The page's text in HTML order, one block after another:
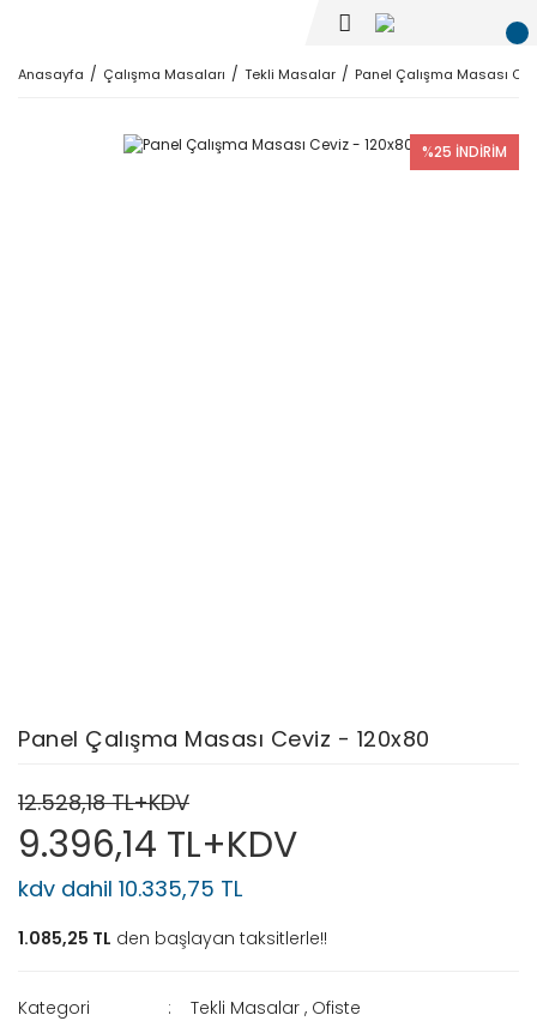
Anasayfa Çalışma Masaları Tekli Masalar Panel Çalışma Masası
%25 İNDİRİM
Panel Çalışma Masası Ceviz - 120x80
12.528,18 TL+KDV
9.396,14 TL+KDV
kdv dahil 10.335,75 TL
1.085,25 TL den başlayan taksitlerle!!
Kategori Tekli Masalar , Ofiste